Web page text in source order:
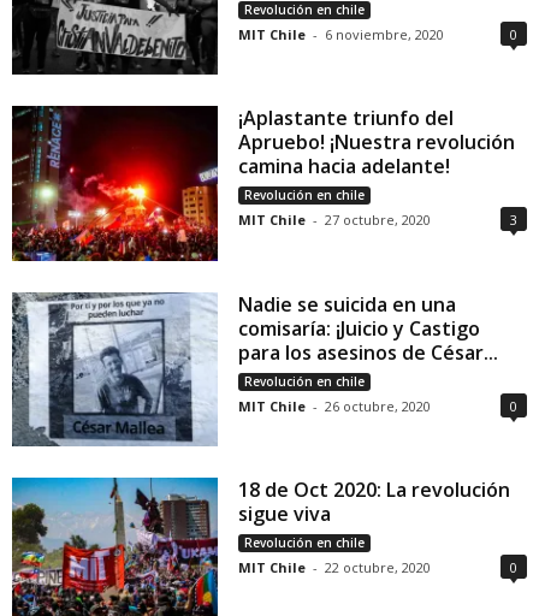
Revolución en chile
MIT Chile - 6 noviembre, 2020 0
¡Aplastante triunfo del
Apruebo! ¡Nuestra revolución
camina hacia adelante!
Revolución en chile
MIT Chile - 27 octubre, 2020 3
Nadie se suicida en una
comisaría: ¡Juicio y Castigo
para los asesinos de César...
Revolución en chile
MIT Chile - 26 octubre, 2020 0
18 de Oct 2020: La revolución
sigue viva
Revolución en chile
MIT Chile - 22 octubre, 2020 0